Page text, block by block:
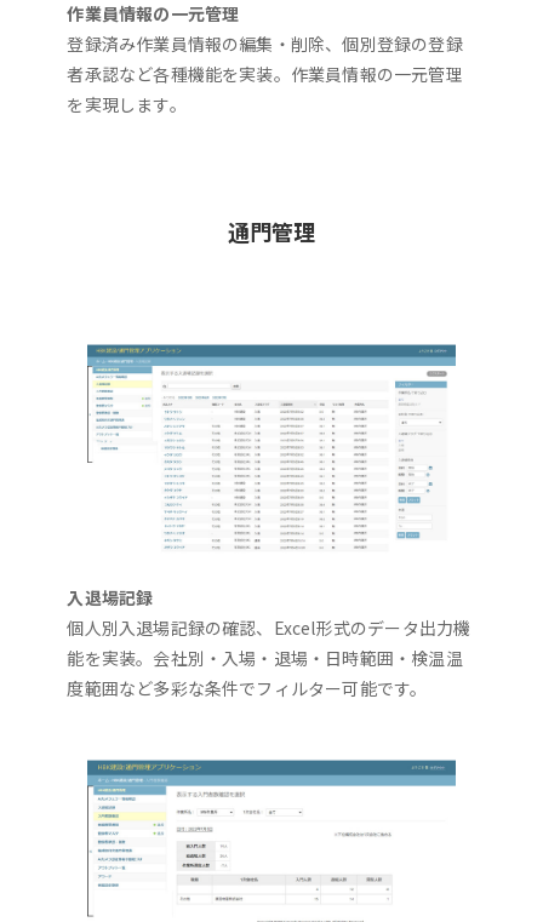
作業員情報の一元管理
登録済み作業員情報の編集・削除、個別登録の登録
者承認など各種機能を実装。作業員情報の一元管理
を実現します。
通門管理
入退場記録
個人別入退場記録の確認、Excel形式のデータ出力機
能を実装。会社別・入場・退場・日時範囲・検温温
度範囲など多彩な条件でフィルター可能です。